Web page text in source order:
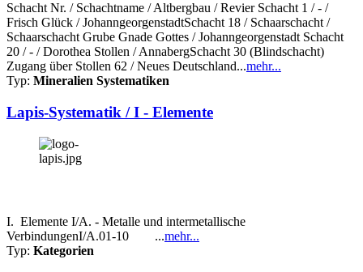
Schacht Nr. / Schachtname / Altbergbau / Revier Schacht 1 / - /
Frisch Glück / JohanngeorgenstadtSchacht 18 / Schaarschacht /
Schaarschacht Grube Gnade Gottes / Johanngeorgenstadt Schacht
20 / - / Dorothea Stollen / AnnabergSchacht 30 (Blindschacht)
Zugang über Stollen 62 / Neues Deutschland...mehr...
Typ: Mineralien Systematiken
Lapis-Systematik / I - Elemente
I. Elemente I/A. - Metalle und intermetallische
VerbindungenI/A.01-10 ...mehr...
Typ: Kategorien